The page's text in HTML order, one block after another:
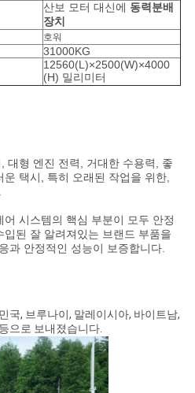
산보 모터 대신에 동력분배
장치
호워
31000KG
12560(L)×2500(W)×4000
(H) 밀리미터
대형 엔진 전력, 거대한 수용력, 좋
택시, 특히 오래된 작업을 위한,
시스템의 핵심 부분이 모두 안정
된 잘 알려져있는 브랜드 부품을
과 안정적인 성능이 보증합니다.
국, 브루나이, 말레이시아, 바이트남,
으로 보내졌습니다.